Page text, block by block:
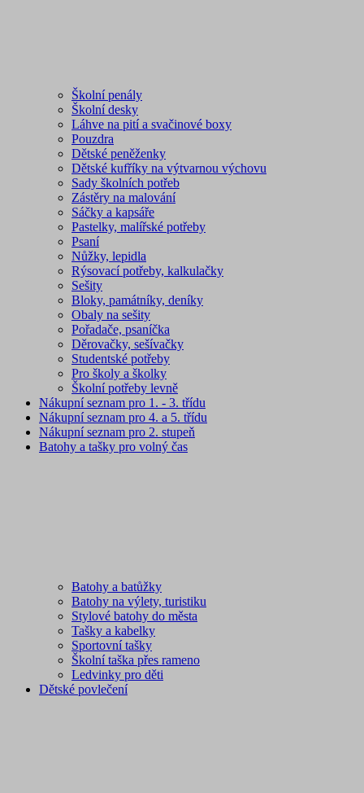
Školní penály
Školní desky
Láhve na pití a svačinové boxy
Pouzdra
Dětské peněženky
Dětské kufříky na výtvarnou výchovu
Sady školních potřeb
Zástěry na malování
Sáčky a kapsáře
Pastelky, malířské potřeby
Psaní
Nůžky, lepidla
Rýsovací potřeby, kalkulačky
Sešity
Bloky, památníky, deníky
Obaly na sešity
Pořadače, psaníčka
Děrovačky, sešívačky
Studentské potřeby
Pro školy a školky
Školní potřeby levně
Nákupní seznam pro 1. - 3. třídu
Nákupní seznam pro 4. a 5. třídu
Nákupní seznam pro 2. stupeň
Batohy a tašky pro volný čas
Batohy a batůžky
Batohy na výlety, turistiku
Stylové batohy do města
Tašky a kabelky
Sportovní tašky
Školní taška přes rameno
Ledvinky pro děti
Dětské povlečení